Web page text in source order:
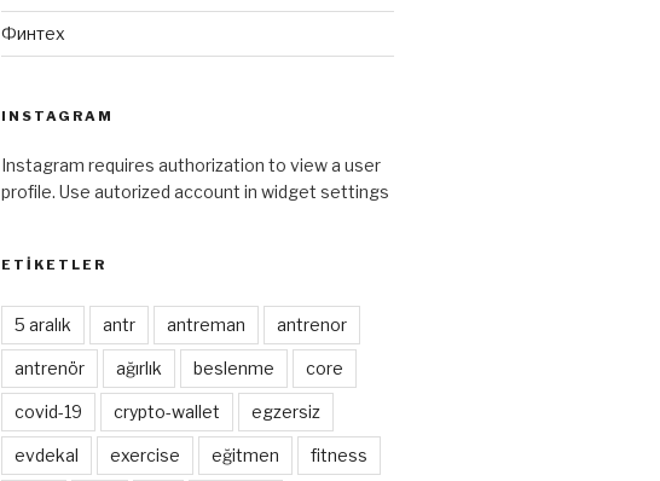
Финтех
INSTAGRAM
Instagram requires authorization to view a user
profile. Use autorized account in widget settings
ETIKETLER
5 aralık antr antreman antrenor
antrenör ağırlık beslenme core
covid-19 crypto-wallet egzersiz
evdekal exercise eğitmen fitness